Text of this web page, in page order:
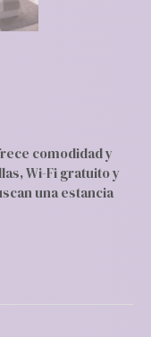
comodidad y
Wi-Fi gratuito y
una estancia